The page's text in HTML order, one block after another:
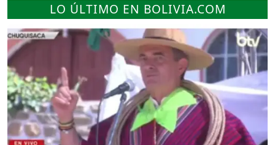
LO ÚLTIMO EN BOLIVIA.COM